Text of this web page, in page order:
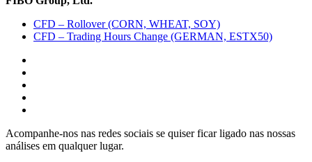
CFD – Rollover (CORN, WHEAT, SOY)
CFD – Trading Hours Change (GERMAN, ESTX50)
Acompanhe-nos nas redes sociais se quiser ficar ligado nas nossas
análises em qualquer lugar.